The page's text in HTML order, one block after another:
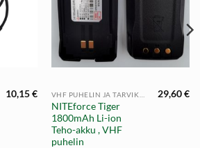
10,15€
NITEforce Tiger
1800mAh Li-ion
Teho-akku , VHF
puhelin
29,60€